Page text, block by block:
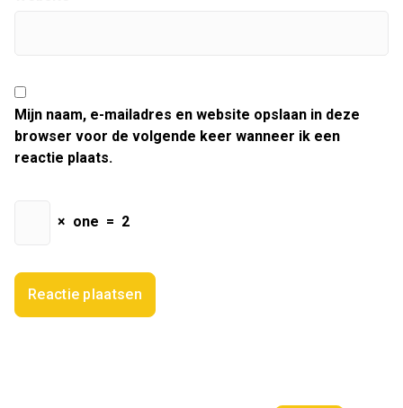
Mijn naam, e-mailadres en website opslaan in deze
browser voor de volgende keer wanneer ik een
reactie plaats.
× one = 2